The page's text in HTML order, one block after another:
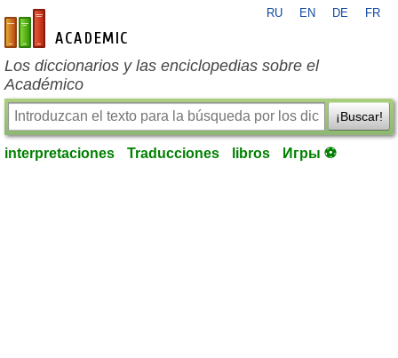
es-academic.com
RU EN DE FR
Los diccionarios y las enciclopedias sobre el
Académico
¡Buscar!
interpretaciones Traducciones libros Игры ⚽